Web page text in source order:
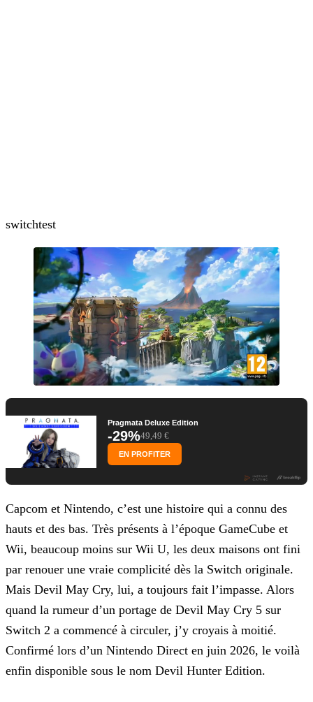
switchtest
Pragmata Deluxe Edition
-29%49,49 €
EN PROFITER
Capcom et Nintendo, c’est une histoire qui a connu des
hauts et des bas. Très présents à l’époque GameCube et
Wii, beaucoup moins sur Wii U, les deux maisons ont fini
par renouer une vraie complicité dès la Switch originale.
Mais Devil May Cry, lui, a toujours fait l’impasse. Alors
quand la rumeur d’un portage de Devil May Cry 5 sur
Switch 2 a commencé à circuler, j’y croyais à moitié.
Confirmé lors d’un Nintendo Direct en juin 2026, le voilà
enfin disponible sous le nom Devil Hunter Edition.